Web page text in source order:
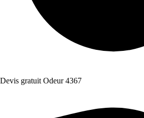
Devis gratuit Odeur 4367